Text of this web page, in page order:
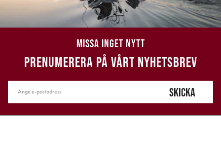
MISSA INGET NYTT
PRENUMERERA PÅ VÅRT NYHETSBREV
SKICKA